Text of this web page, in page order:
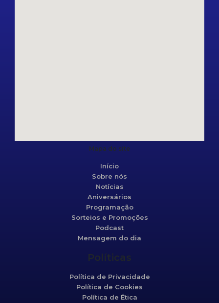
Mapa do site
Início
Sobre nós
Notícias
Aniversários
Programação
Sorteios e Promoções
Podcast
Mensagem do dia
Políticas
Política de Privacidade
Política de Cookies
Política de Ética